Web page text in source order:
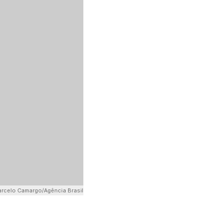
Camargo/Agência Brasil